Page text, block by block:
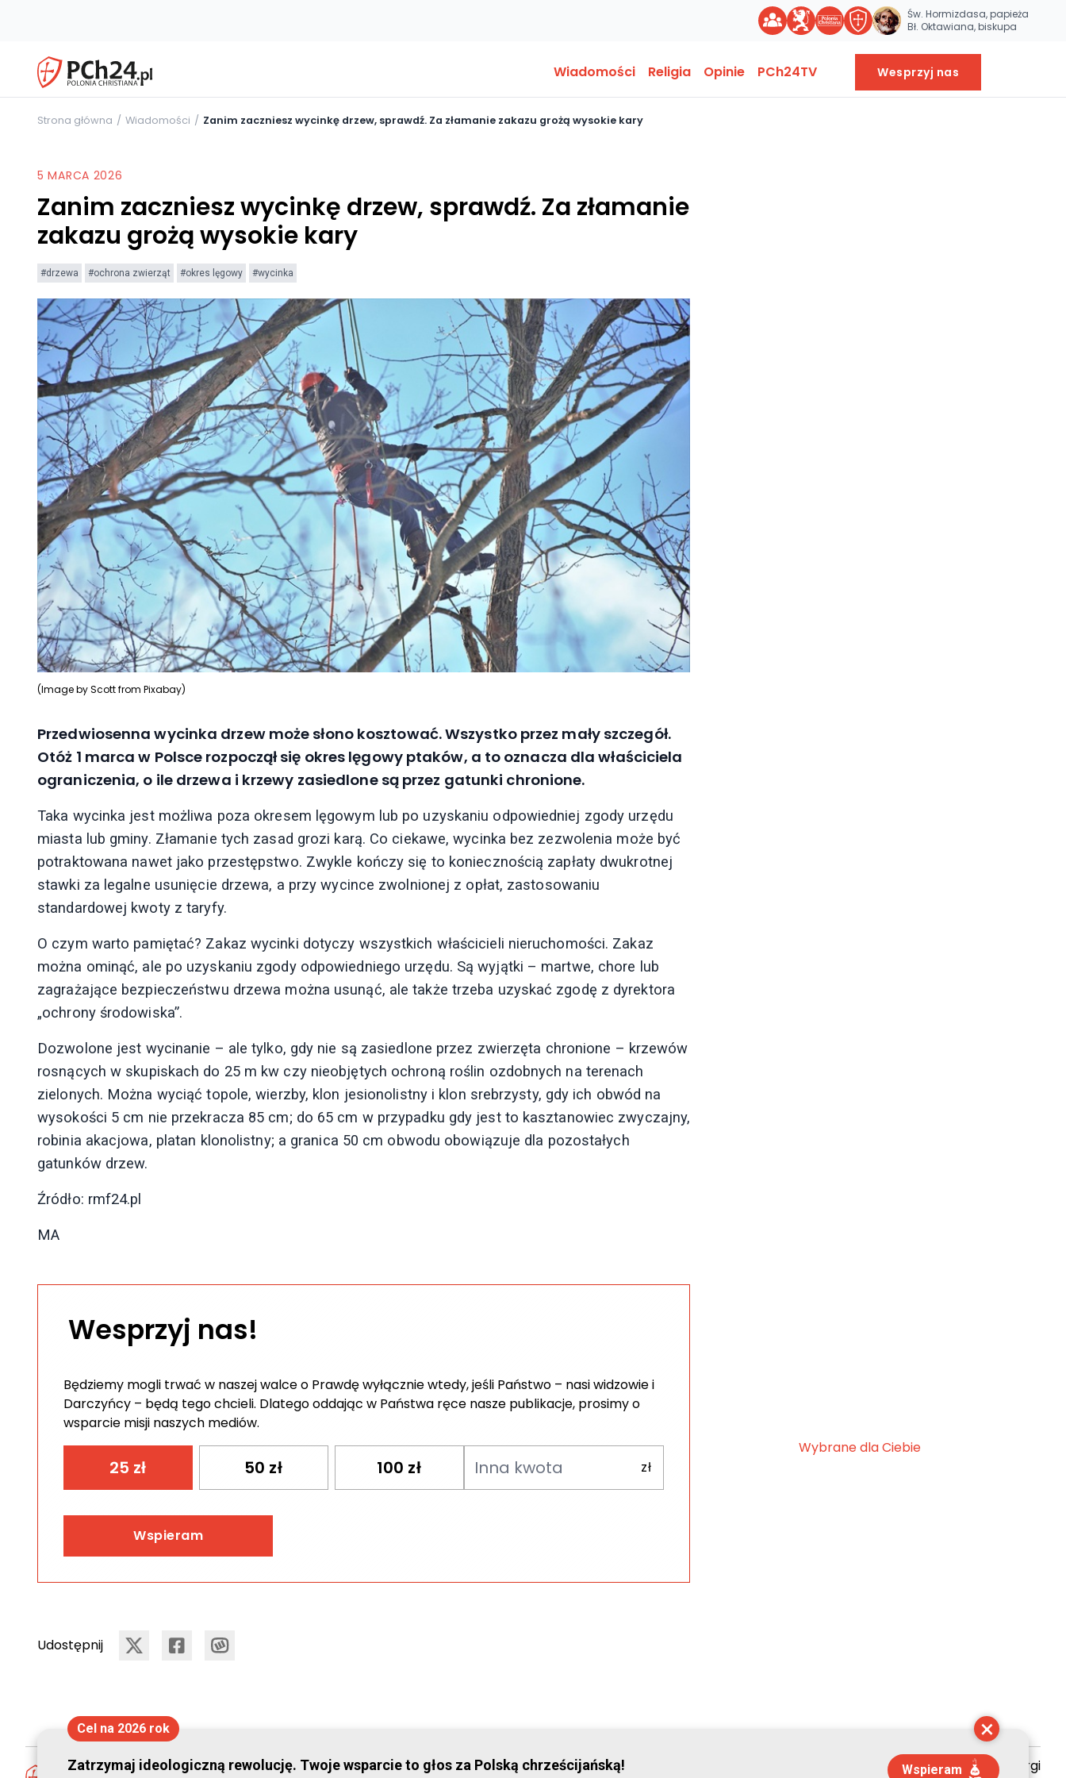
Św. Hormizdasa, papieża
Bł. Oktawiana, biskupa
Wiadomości Religia Opinie PCh24TV Wesprzyj nas
Strona główna Wiadomości Zanim zaczniesz wycinkę drzew, sprawdź. Za złamanie zakazu grożą wysokie kary
5 MARCA 2026
Zanim zaczniesz wycinkę drzew, sprawdź. Za złamanie
zakazu grożą wysokie kary
#drzewa #ochrona zwierząt #okres lęgowy #wycinka
(Image by Scott from Pixabay)
Przedwiosenna wycinka drzew może słono kosztować. Wszystko przez mały szczegół.
Otóż 1 marca w Polsce rozpoczął się okres lęgowy ptaków, a to oznacza dla właściciela
ograniczenia, o ile drzewa i krzewy zasiedlone są przez gatunki chronione.
Taka wycinka jest możliwa poza okresem lęgowym lub po uzyskaniu odpowiedniej zgody urzędu
miasta lub gminy. Złamanie tych zasad grozi karą. Co ciekawe, wycinka bez zezwolenia może być
potraktowana nawet jako przestępstwo. Zwykle kończy się to koniecznością zapłaty dwukrotnej
stawki za legalne usunięcie drzewa, a przy wycince zwolnionej z opłat, zastosowaniu
standardowej kwoty z taryfy.
O czym warto pamiętać? Zakaz wycinki dotyczy wszystkich właścicieli nieruchomości. Zakaz
można ominąć, ale po uzyskaniu zgody odpowiedniego urzędu. Są wyjątki – martwe, chore lub
zagrażające bezpieczeństwu drzewa można usunąć, ale także trzeba uzyskać zgodę z dyrektora
„ochrony środowiska”.
Dozwolone jest wycinanie – ale tylko, gdy nie są zasiedlone przez zwierzęta chronione – krzewów
rosnących w skupiskach do 25 m kw czy nieobjętych ochroną roślin ozdobnych na terenach
zielonych. Można wyciąć topole, wierzby, klon jesionolistny i klon srebrzysty, gdy ich obwód na
wysokości 5 cm nie przekracza 85 cm; do 65 cm w przypadku gdy jest to kasztanowiec zwyczajny,
robinia akacjowa, platan klonolistny; a granica 50 cm obwodu obowiązuje dla pozostałych
gatunków drzew.
Źródło: rmf24.pl
MA
Wesprzyj nas!
Będziemy mogli trwać w naszej walce o Prawdę wyłącznie wtedy, jeśli Państwo – nasi widzowie i
Darczyńcy – będą tego chcieli. Dlatego oddając w Państwa ręce nasze publikacje, prosimy o
wsparcie misji naszych mediów.
25 zł 50 zł 100 zł
Wspieram
Udostępnij
Wybrane dla Ciebie
© Stowarzyszenie Kultury Chrześcijańskiej im. ks. Piotra Skargi
×
Cel na 2026 rok
Zatrzymaj ideologiczną rewolucję. Twoje wsparcie to głos za Polską chrześcijańską! Wspieram